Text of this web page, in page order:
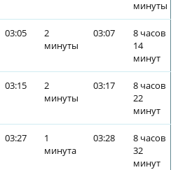
минуты
03:05
2
минуты
03:07
8 часов
14
минут
03:15
2
минуты
03:17
8 часов
22
минут
03:27
1
минута
03:28
8 часов
32
минут